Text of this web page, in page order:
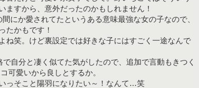
ますから、意外だったのかもしれません！
にか愛されてたというある意味最強な女の子なので、
たかもです！
ね笑。けど裏設定では好きな子にはすごく一途なんで
自分と凄く似てた気がしたので、追加で言動もきつく
可愛いから良しとするか。
っそこと陽羽になりたい～！なんて…笑